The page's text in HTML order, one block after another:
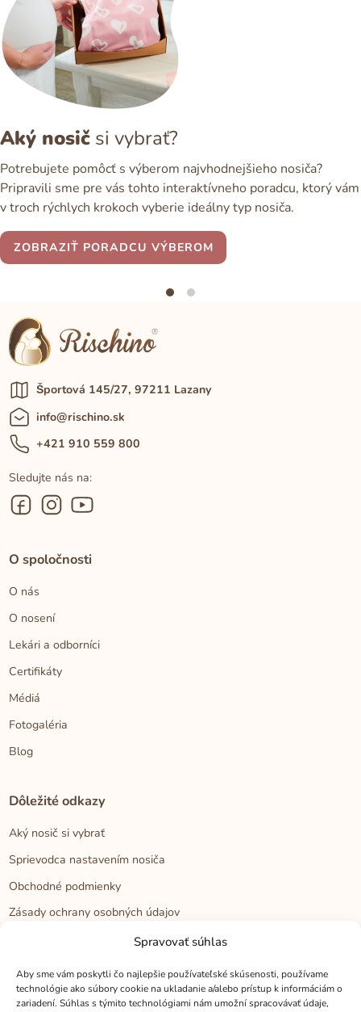
Spravovať súhlas
Aby sme vám poskytli čo najlepšie používateľské skúsenosti, používame
technológie ako súbory cookie na ukladanie a/alebo prístup k informáciám o
zariadení. Súhlas s týmito technológiami nám umožní spracovávať údaje,
Aký nosič si vybrať?
Potrebujete pomôcť s výberom najvhodnejšieho nosiča?
Pripravili sme pre vás tohto interaktívneho poradcu, ktorý vám
v troch rýchlych krokoch vyberie ideálny typ nosiča.
ZOBRAZIŤ PORADCU VÝBEROM
Športová 145/27, 97211 Lazany
info@rischino.sk
+421 910 559 800
Sledujte nás na:
O spoločnosti
O nás
O nosení
Lekári a odborníci
Certifikáty
Médiá
Fotogaléria
Blog
Dôležité odkazy
Aký nosič si vybrať
Sprievodca nastavením nosiča
Obchodné podmienky
Zásady ochrany osobných údajov